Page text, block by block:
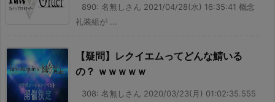
890: 名無しさん 2021/04/28(水) 16:35:41 概念
礼装組が ...
【疑問】レクイエムってどんな鯖いる
の？ ｗｗｗｗｗ
308: 名無しさん 2020/03/23(月) 01:02:35.555